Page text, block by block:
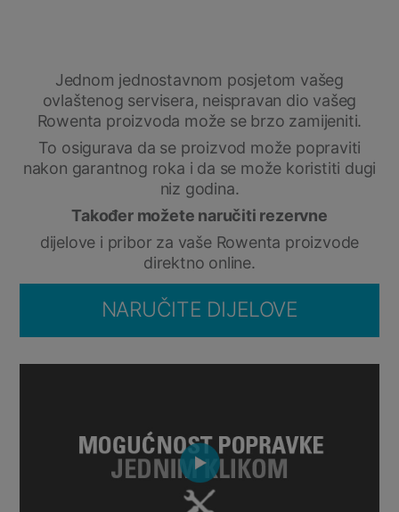
Jednom jednostavnom posjetom vašeg
ovlaštenog servisera, neispravan dio vašeg
Rowenta proizvoda može se brzo zamijeniti.
To osigurava da se proizvod može popraviti
nakon garantnog roka i da se može koristiti dugi
niz godina.
Također možete naručiti rezervne
dijelove i pribor za vaše Rowenta proizvode
direktno online.
NARUČITE DIJELOVE